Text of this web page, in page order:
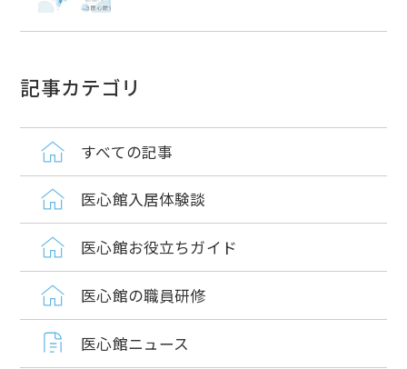
記事カテゴリ
すべての記事
医心館入居体験談
医心館お役立ちガイド
医心館の職員研修
医心館ニュース